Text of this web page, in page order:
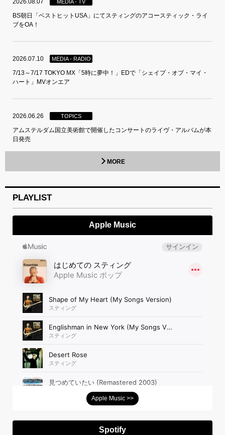
2026.08.07 MEDIA - TV
BS朝日「ベストヒットUSA」にてスティングのアコースティック・ライ
ブをOA！
2026.07.10 MEDIA - RADIO
7/13～7/17 TOKYO MX「5時に夢中！」EDで「シェイプ・オブ・マイ・
ハート」MVオンエア
2026.06.26 TOPICS
アムステルダム国立美術館で開催したコンサートのライヴ・アルバムが本
日発売
MORE
PLAYLIST
Apple Music
Apple Music >>
Spotify